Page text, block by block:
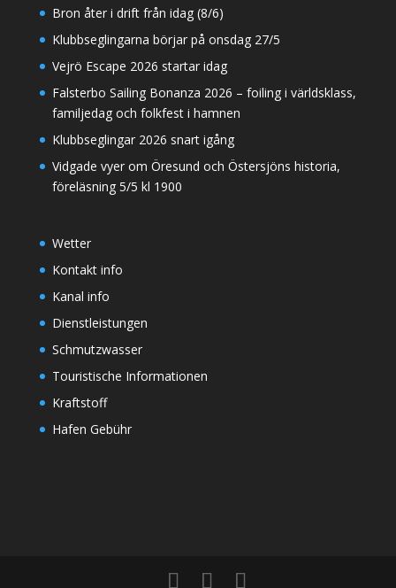
Bron åter i drift från idag (8/6)
Klubbseglingarna börjar på onsdag 27/5
Vejrö Escape 2026 startar idag
Falsterbo Sailing Bonanza 2026 – foiling i världsklass,
familjedag och folkfest i hamnen
Klubbseglingar 2026 snart igång
Vidgade vyer om Öresund och Östersjöns historia,
föreläsning 5/5 kl 1900
Wetter
Kontakt info
Kanal info
Dienstleistungen
Schmutzwasser
Touristische Informationen
Kraftstoff
Hafen Gebühr